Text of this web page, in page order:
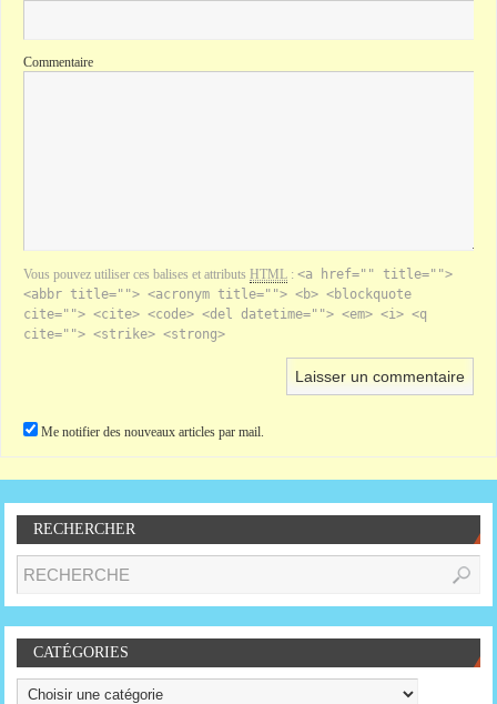
Commentaire
Vous pouvez utiliser ces balises et attributs HTML : <a href="" title="">
<abbr title=""> <acronym title=""> <b> <blockquote
cite=""> <cite> <code> <del datetime=""> <em> <i> <q
cite=""> <strike> <strong>
Me notifier des nouveaux articles par mail.
RECHERCHER
CATÉGORIES